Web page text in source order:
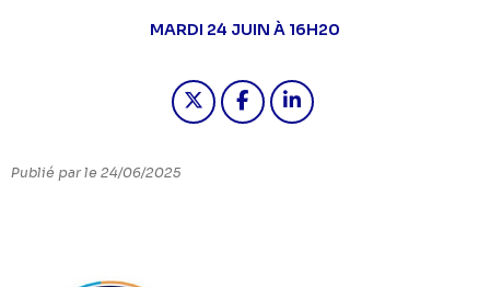
MARDI 24 JUIN À 16H20
Partager "EUROBASKET
Partager "EUROBASKET
Publié par le 24/06/2025